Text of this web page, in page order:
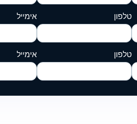
טלפון אימייל
טלפון אימייל